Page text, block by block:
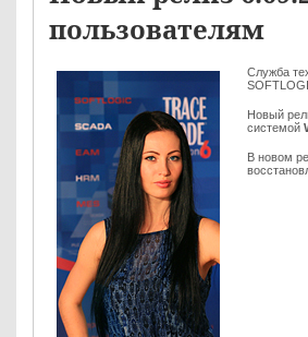
пользователям
Служба
Новый
системой
В новом